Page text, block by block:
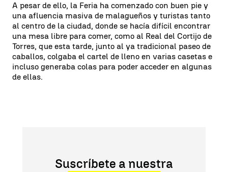
A pesar de ello, la Feria ha comenzado con buen pie y
una afluencia masiva de malagueños y turistas tanto
al centro de la ciudad, donde se hacía difícil encontrar
una mesa libre para comer, como al Real del Cortijo de
Torres, que esta tarde, junto al ya tradicional paseo de
caballos, colgaba el cartel de lleno en varias casetas e
incluso generaba colas para poder acceder en algunas
de ellas.
Suscríbete a nuestra